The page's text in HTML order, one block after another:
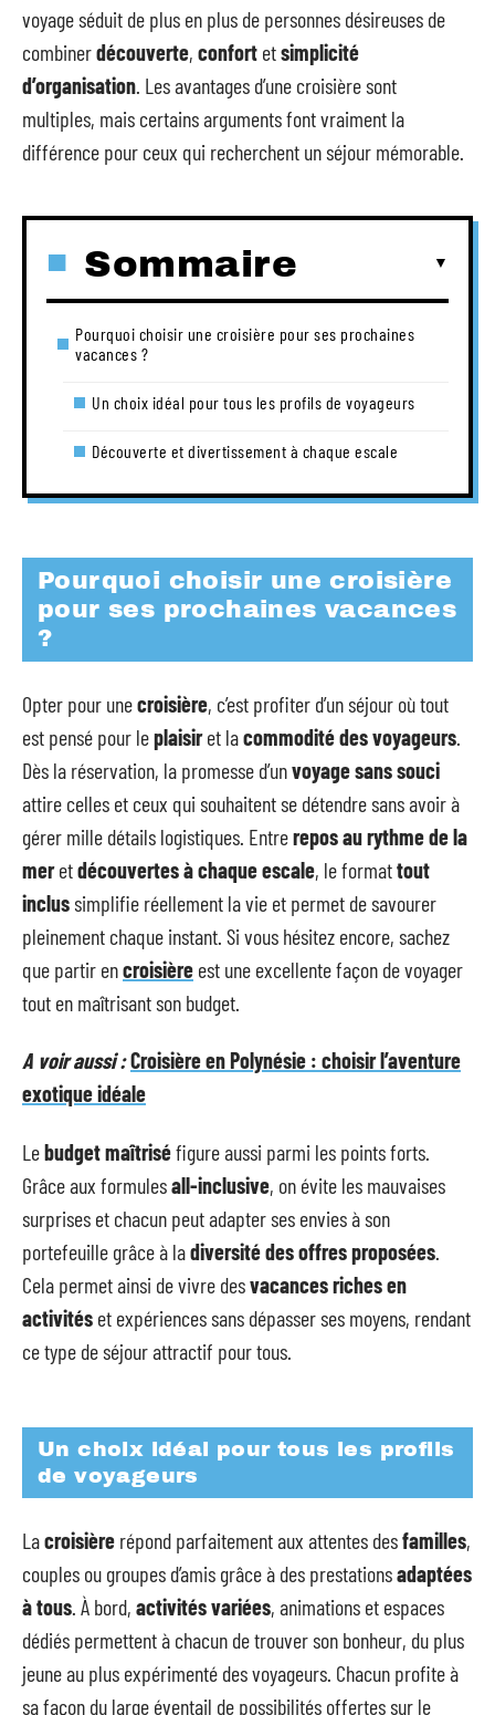
voyage séduit de plus en plus de personnes désireuses de
combinerdécouverte, confort etsimplicité
d’organisation. Les avantages d’une croisière sont
multiples, mais certains arguments font vraiment la
différence pour ceux qui recherchent un séjour mémorable.
Sommaire
Pourquoi choisir une croisière pour ses prochaines
vacances ?
Un choix idéal pour tous les profils de voyageurs
Découverte et divertissement à chaque escale
Pourquoi choisir une croisière
pour ses prochaines vacances
?
Opter pour unecroisière, c’est profiter d’un séjour où tout
est pensé pour leplaisiret lacommodité des voyageurs
Dès la réservation, la promesse d’unvoyage sans souci
attire celles et ceux qui souhaitent se détendre sans avoir à
gérer mille détails logistiques. Entrerepos au rythme de la
meretdécouvertes à chaque escale, le formattout
inclussimplifie réellement la vie et permet de savourer
pleinement chaque instant. Si vous hésitez encore, sachez
que partir encroisière est une excellente façon de voyager
tout en maîtrisant son budget.
A voir aussi :Croisière en Polynésie : choisir l’aventure
exotique idéale
Lebudget maîtriséfigure aussi parmi les points forts.
Grâce aux formulesall-inclusive, on évite les mauvaises
surprises et chacun peut adapter ses envies à son
portefeuille grâce à ladiversité des offres proposées
Cela permet ainsi de vivre desvacances riches en
activités et expériences sans dépasser ses moyens, rendant
ce type de séjour attractif pour tous.
Un choix idéal pour tous les profils
de voyageurs
Lacroisière répond parfaitement aux attentes desfamilles,
couples ou groupes d’amis grâce à des prestationsadaptées
à tous . À bord, activités variées, animations et espaces
dédiés permettent à chacun de trouver son bonheur, du plus
jeune au plus expérimenté des voyageurs. Chacun profite à
sa façon du large éventail de possibilités offertes sur le